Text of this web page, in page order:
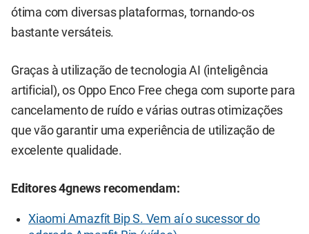
ótima com diversas plataformas, tornando-os
bastante versáteis.
Graças à utilização de tecnologia AI (inteligência
artificial), os Oppo Enco Free chega com suporte para
cancelamento de ruído e várias outras otimizações
que vão garantir uma experiência de utilização de
excelente qualidade.
Editores 4gnews recomendam:
Xiaomi Amazfit Bip S. Vem aí o sucessor do